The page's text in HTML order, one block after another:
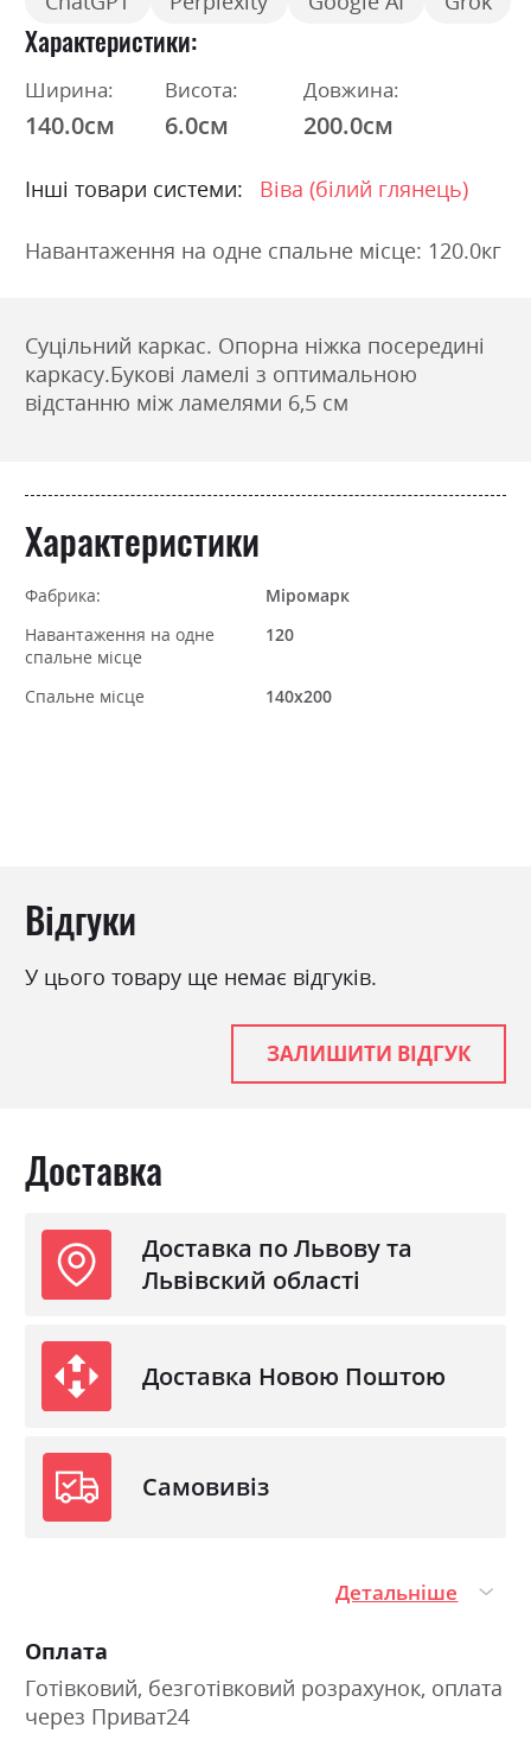
Характеристики
Ширина:
140.0см
Висота:
6.0см
Довжина:
200.0см
Інші товари системи: Віва (білий глянець)
Навантаження на одне спальне місце: 120.0кг
Суцільний каркас. Опорна ніжка посередині
каркасу.Букові ламелі з оптимальною
відстанню між ламелями 6,5 см
Характеристики
Фабрика:
Міромарк
Навантаження на одне
спальне місце
120
Спальне місце 140х200
Відгуки
У цього товару ще немає відгуків.
ЗАЛИШИТИ ВІДГУК
Доставка
Доставка по Львову та
Львівский області
Доставка Новою Поштою
Самовивіз
Детальніше
Оплата
Готівковий, безготівковий розрахунок, оплата
через Приват24